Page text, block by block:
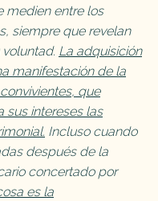
medien entre los
siempre que revelan
La adquisición
manifestación de la
que
sus intereses las
Incluso cuando
después de la
concertado por
es la